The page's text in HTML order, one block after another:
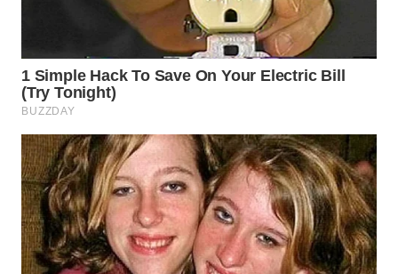
WN
KEPULAUAN
SERIBU
WN
TANGERANG
WN
BINJAI